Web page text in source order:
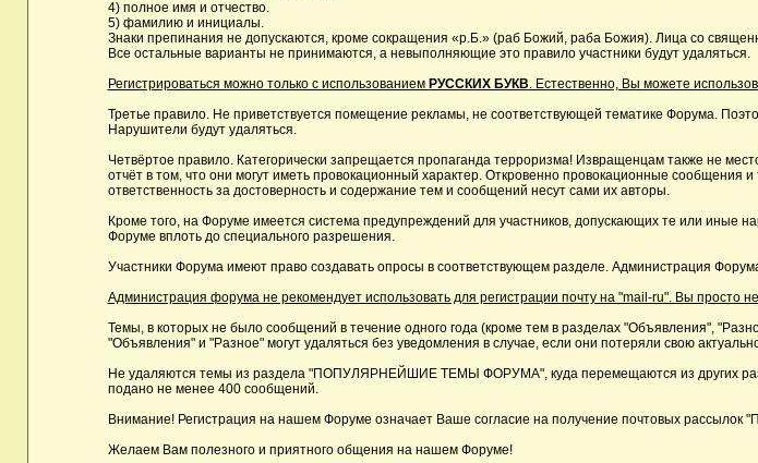
4) полное имя и отчество.
5) фамилию и инициалы.
Знаки препинания не допускаются, кроме сокращения «р.Б.» (раб Божий, раба Божия). Лица со
Все остальные варианты не принимаются, а невыполняющие это правило участники будут удаляться.
Регистрироваться можно только с использованием РУССКИХ БУКВ. Естественно, Вы можете
Третье правило. Не приветствуется помещение рекламы, не соответствующей тематике Форума.
Нарушители будут удаляться.
Четвёртое правило. Категорически запрещается пропаганда терроризма! Извращенцам также не
отчёт в том, что они могут иметь провокационный характер. Откровенно провокационные
ответственность за достоверность и содержание тем и сообщений несут сами их авторы.
Кроме того, на Форуме имеется система предупреждений для участников, допускающих те или иные
Форуме вплоть до специального разрешения.
Участники Форума имеют право создавать опросы в соответствующем разделе. Администрация
Администрация форума не рекомендует использовать для регистрации почту на "mail-ru". Вы просто
Темы, в которых не было сообщений в течение одного года (кроме тем в разделах "Объявления",
"Объявления" и "Разное" могут удаляться без уведомления в случае, если они потеряли свою
Не удаляются темы из раздела "ПОПУЛЯРНЕЙШИЕ ТЕМЫ ФОРУМА", куда перемещаются из других
подано не менее 400 сообщений.
Внимание! Регистрация на нашем Форуме означает Ваше согласие на получение почтовых рассылок
Желаем Вам полезного и приятного общения на нашем Форуме!